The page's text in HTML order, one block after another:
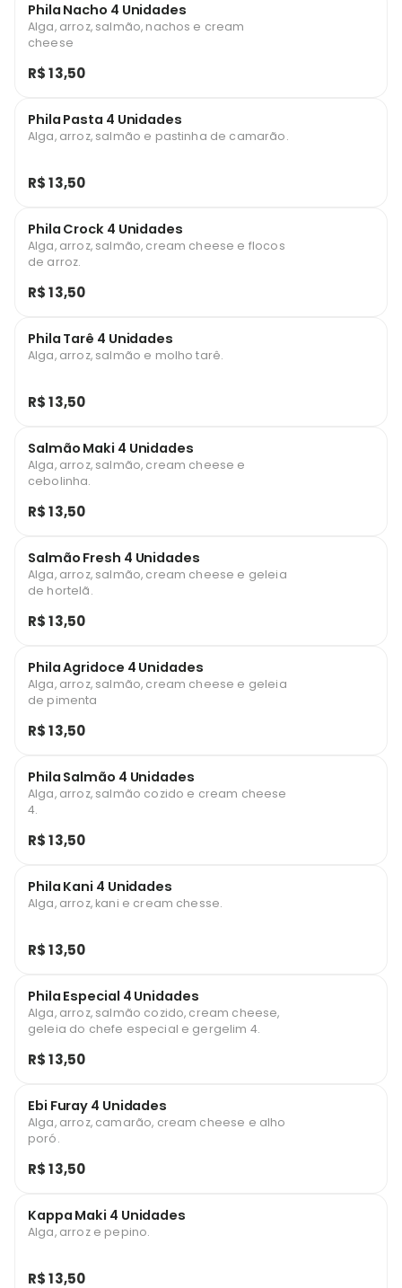
Phila Nacho 4 Unidades
Alga, arroz, salmão, nachos e cream
cheese
R$ 13,50
Phila Pasta 4 Unidades
Alga, arroz, salmão e pastinha de camarão.
R$ 13,50
Phila Crock 4 Unidades
Alga, arroz, salmão, cream cheese e flocos
de arroz.
R$ 13,50
Phila Tarê 4 Unidades
Alga, arroz, salmão e molho tarê.
R$ 13,50
Salmão Maki 4 Unidades
Alga, arroz, salmão, cream cheese e
cebolinha.
R$ 13,50
Salmão Fresh 4 Unidades
Alga, arroz, salmão, cream cheese e geleia
de hortelã.
R$ 13,50
Phila Agridoce 4 Unidades
Alga, arroz, salmão, cream cheese e geleia
de pimenta
R$ 13,50
Phila Salmão 4 Unidades
Alga, arroz, salmão cozido e cream cheese
4.
R$ 13,50
Phila Kani 4 Unidades
Alga, arroz, kani e cream chesse.
R$ 13,50
Phila Especial 4 Unidades
Alga, arroz, salmão cozido, cream cheese,
geleia do chefe especial e gergelim 4.
R$ 13,50
Ebi Furay 4 Unidades
Alga, arroz, camarão, cream cheese e alho
poró.
R$ 13,50
Kappa Maki 4 Unidades
Alga, arroz e pepino.
R$ 13,50